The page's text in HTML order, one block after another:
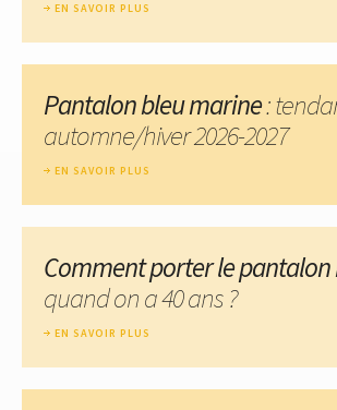
EN SAVOIR PLUS
Pantalon bleu marine:
automne/hiver 2026-2027
EN SAVOIR PLUS
Comment porter le pantalon
quand on a 40 ans ?
EN SAVOIR PLUS